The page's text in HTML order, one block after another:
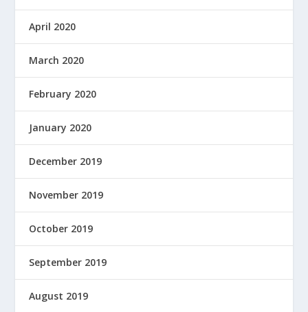
April 2020
March 2020
February 2020
January 2020
December 2019
November 2019
October 2019
September 2019
August 2019